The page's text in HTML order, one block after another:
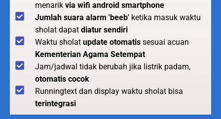
menarik via wifi android smartphone
Jumlah suara alarm 'beeb' ketika masuk waktu
sholat dapat diatur sendiri
Waktu sholat update otomatis sesuai acuan
Kementerian Agama Setempat
Jam/jadwal tidak berubah jika listrik padam,
otomatis cocok
Runningtext dan display waktu sholat bisa
terintegrasi